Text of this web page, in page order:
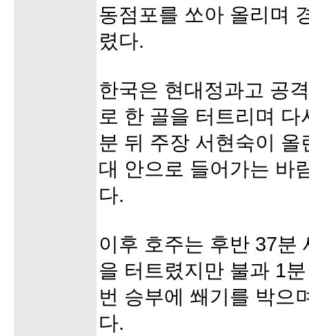
동점포를 쏘아 올리며
렸다.
한국은 현대정과고 공
로 한 골을 터트리며
분 뒤 주장 서현숙이
대 안으로 들어가는 바
다.
이후 호주는 후반 37분
을 터트렸지만 불과 1
번 승부에 쐐기를 박으
다.